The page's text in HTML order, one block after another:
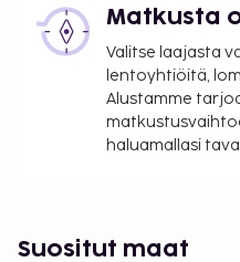
Myöhäinen
lisämaksusta
Lisävuode: 1000.0
Yllä oleva luettelo ei
takuumaksut eivät
vanhemman tai
Matkusta
Valitse laajasta
lentoyhtiöitä,
Alustamme
haluamallasi
Suositut maat